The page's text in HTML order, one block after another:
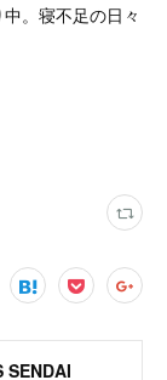
。寝不足の日々
SENDAI